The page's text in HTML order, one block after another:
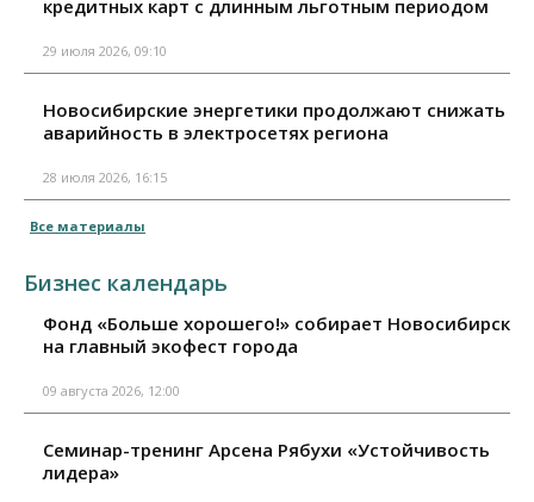
кредитных карт с длинным льготным периодом
29 июля 2026, 09:10
Новосибирские энергетики продолжают снижать
аварийность в электросетях региона
28 июля 2026, 16:15
Все материалы
Бизнес календарь
Фонд «Больше хорошего!» собирает Новосибирск
на главный экофест города
09 августа 2026, 12:00
Семинар-тренинг Арсена Рябухи «Устойчивость
лидера»